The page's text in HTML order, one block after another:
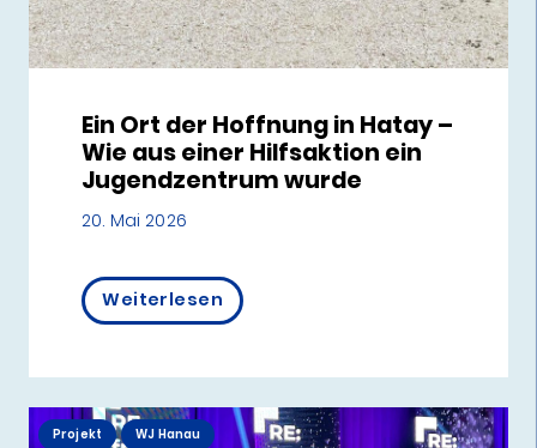
Ein Ort der Hoffnung in Hatay –
Wie aus einer Hilfsaktion ein
Jugendzentrum wurde
20. Mai 2026
Weiterlesen
Projekt WJ Hanau